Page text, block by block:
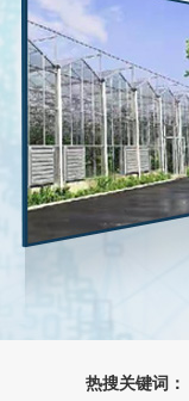
热搜关键词：